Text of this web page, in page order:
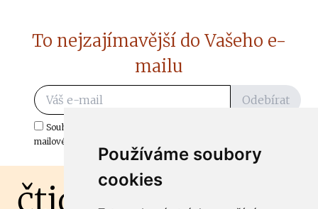
Používáme soubory
cookies
To nejzajímavější do Vašeho e-
mailu
Odebírat
Souhlasím s odběrem důležitých zpráv ze ČtiDoma.cz do mé e-
mailové schránky.
čtidoma.cz